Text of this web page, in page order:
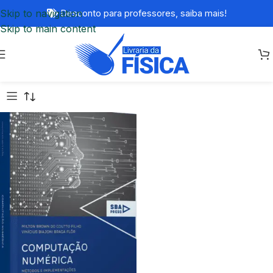
Skip to navigation
Skip to main content
Desconto para professores, saiba mais!